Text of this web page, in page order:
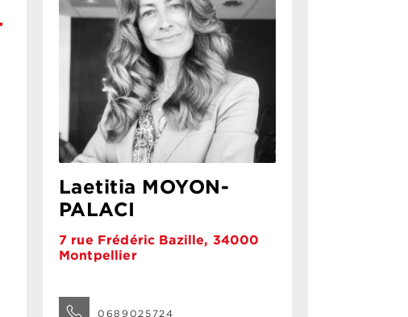
Laetitia MOYON-
PALACI
7 rue Frédéric Bazille, 34000
Montpellier
0689025724